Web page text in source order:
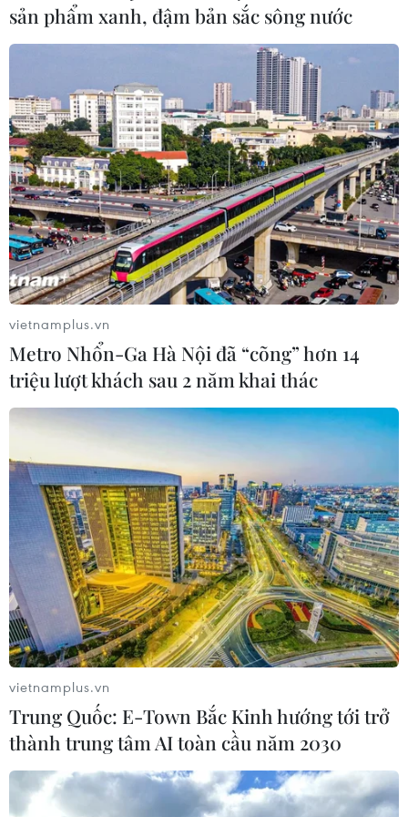
sản phẩm xanh, đậm bản sắc sông nước
vietnamplus.vn
Metro Nhổn-Ga Hà Nội đã “cõng” hơn 14
triệu lượt khách sau 2 năm khai thác
vietnamplus.vn
Trung Quốc: E-Town Bắc Kinh hướng tới trở
thành trung tâm AI toàn cầu năm 2030